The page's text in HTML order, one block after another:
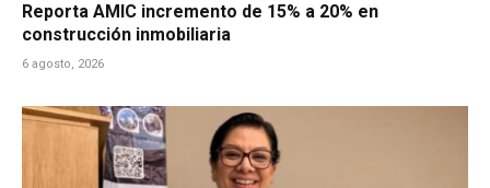
Reporta AMIC incremento de 15% a 20% en
construcción inmobiliaria
6 agosto, 2026